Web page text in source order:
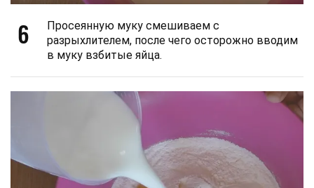
6
Просеянную муку смешиваем с
разрыхлителем, после чего осторожно вводим
в муку взбитые яйца.